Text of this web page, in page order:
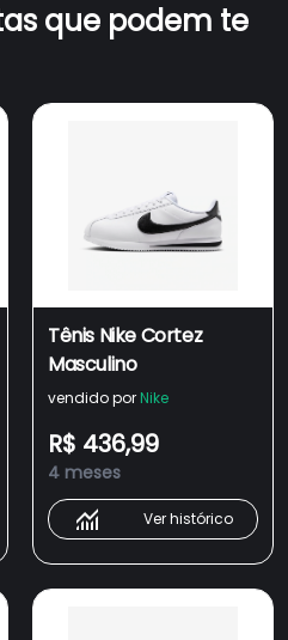
que podem te
Tênis Nike Cortez
Masculino
vendido por Nike
R$ 436,99
4 meses
Ver histórico